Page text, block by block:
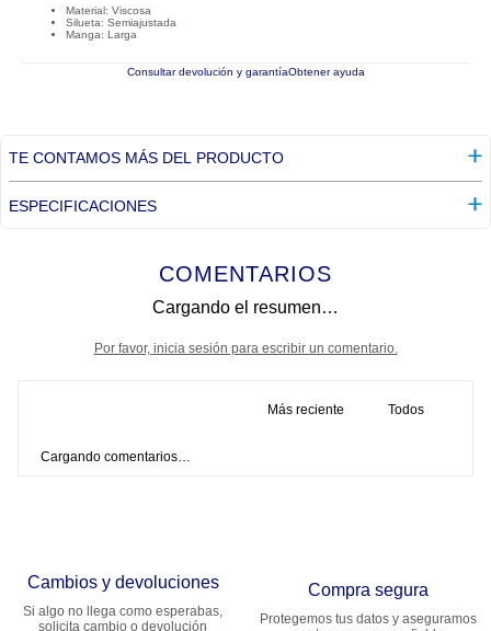
Material: Viscosa
Silueta: Semiajustada
Manga: Larga
Consultar devolución y garantíaObtener ayuda
TE CONTAMOS MÁS DEL PRODUCTO
ESPECIFICACIONES
COMENTARIOS
Cargando el resumen…
Por favor, inicia sesión para escribir un comentario.
Más reciente Todos
Cargando comentarios…
Cambios y devoluciones
Si algo no llega como esperabas,
solicita cambio o devolución
Compra segura
Protegemos tus datos y aseguramos